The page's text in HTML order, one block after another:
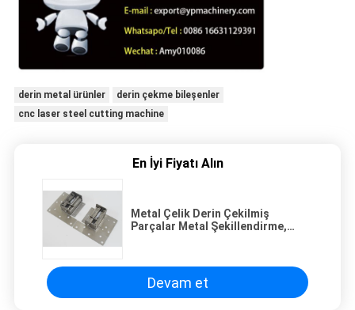
derin metal ürünler
derin çekme bileşenler
cnc laser steel cutting machine
En İyi Fiyatı Alın
Metal Çelik Derin Çekilmiş
Parçalar Metal Şekillendirme,
Devam et